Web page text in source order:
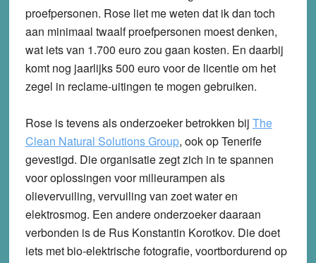
proefpersonen. Rose liet me weten dat ik dan toch
aan minimaal twaalf proefpersonen moest denken,
wat iets van 1.700 euro zou gaan kosten. En daarbij
komt nog jaarlijks 500 euro voor de licentie om het
zegel in reclame-uitingen te mogen gebruiken.
Rose is tevens als onderzoeker betrokken bij The
Clean Natural Solutions Group, ook op Tenerife
gevestigd. Die organisatie zegt zich in te spannen
voor oplossingen voor milieurampen als
olievervuiling, vervuiling van zoet water en
elektrosmog. Een andere onderzoeker daaraan
verbonden is de Rus Konstantin Korotkov. Die doet
iets met bio-elektrische fotografie, voortbordurend op